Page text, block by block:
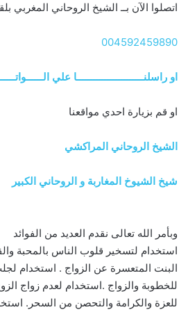
اتصلوا الآن بــ الشيخ الروحاني المغربي
004592459890
او راسلنــــــــــــــــــــــــا علي
او قم بزيارة احدي مواقعنا
الشيخ الروحاني المراكشي
شيخ الشيوخ المغاربة و الروحاني الكبير
وبأمر الله تعالى نقدم العديد من الفوائد
استخدام لتسخير قلوب الناس بالمحبة
للخطوبة والزواج .استخدام لعدم زواج
للعزة والكرامة والتحصن من السحر.